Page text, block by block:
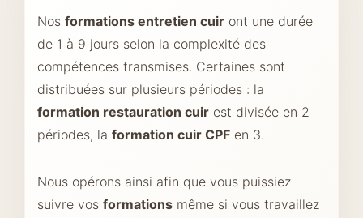
Nos formations entretien cuir ont une durée
de 1 à 9 jours selon la complexité des
compétences transmises. Certaines sont
distribuées sur plusieurs périodes : la
formation restauration cuir est divisée en 2
périodes, la formation cuir CPF en 3.
Nous opérons ainsi afin que vous puissiez
suivre vos formations même si vous travaillez